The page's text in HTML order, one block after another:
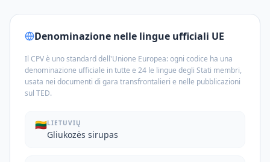
Denominazione nelle lingue ufficiali UE
Il CPV è uno standard dell'Unione Europea: ogni codice ha una
denominazione ufficiale in tutte e 24 le lingue degli Stati membri,
usata nei documenti di gara transfrontalieri e nelle pubblicazioni
sul TED.
🇱🇹LIETUVIŲ
Gliukozės sirupas